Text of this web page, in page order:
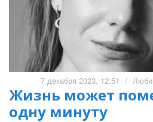
7 декабря 2023, 12:51 /
Жизнь может
одну минуту